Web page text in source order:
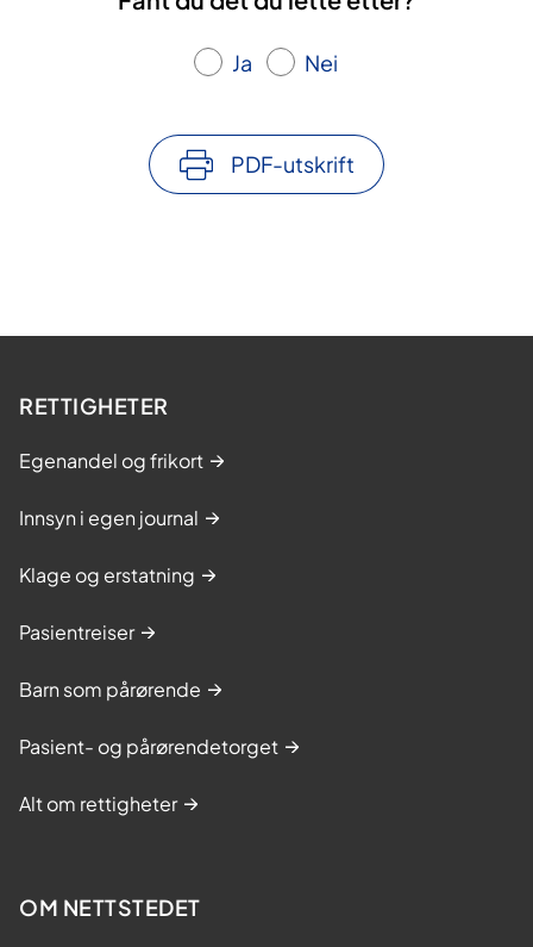
Ja Nei
PDF-utskrift
RETTIGHETER
Egenandel og frikort
Innsyn i egen journal
Klage og erstatning
Pasientreiser
Barn som pårørende
Pasient- og pårørendetorget
Alt om rettigheter
OM NETTSTEDET